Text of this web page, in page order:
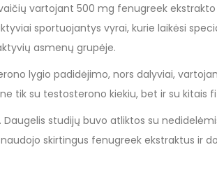
vartojant 500 mg fenugreek
sportuojantys vyrai, kurie laikėsi
asmenų grupėje.
lygio padidėjimo, nors dalyviai,
tik su testosterono kiekiu, bet ir su kitais
studijų buvo atliktos su
skirtingus fenugreek ekstraktus ir